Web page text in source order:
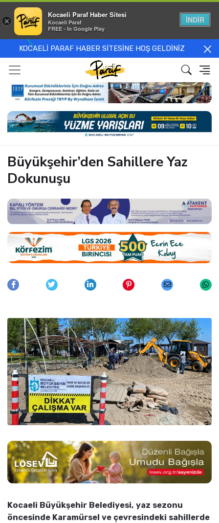
KOCAELİ PARAF HABER SİTESİNE HOŞ GELDİNİZ
Büyükşehir’den Sahillere Yaz
Dokunuşu
Kocaeli Büyükşehir Belediyesi, yaz sezonu
öncesinde Karamürsel ve çevresindeki sahillerde
×
Kocaeli Paraf Haber Sitesi
Kocaeli Paraf
FREE - In Google Play
İNDİR